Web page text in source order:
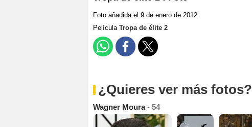
Foto añadida el 9 de enero de 2012
Película Tropa de élite 2
¿Quieres ver más fotos?
Wagner Moura- 54